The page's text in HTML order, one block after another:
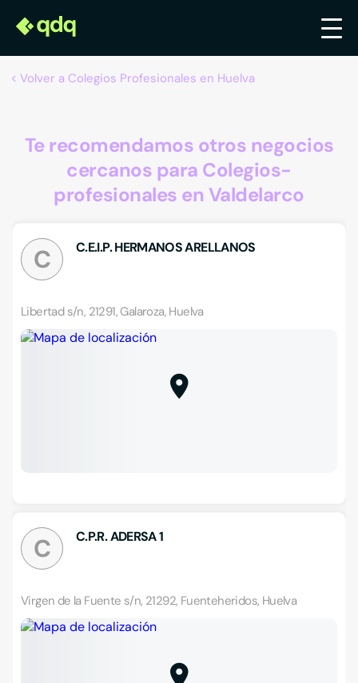
Volver a Colegios Profesionales en Huelva
Te recomendamos otros negocios
cercanos para Colegios-
profesionales en Valdelarco
C C.E.I.P. HERMANOS ARELLANOS
Libertad s/n, 21291, Galaroza, Huelva
C C.P.R. ADERSA 1
Virgen de la Fuente s/n, 21292, Fuenteheridos, Huelva